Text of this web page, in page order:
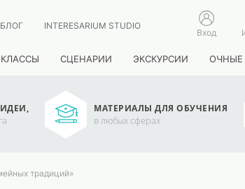
БЛОГ INTERESARIUM STUDIO
Вход
СЦЕНАРИИ ЭКСКУРСИИ ОЧНЫЕ
МАТЕРИАЛЫ ДЛЯ ОБУЧЕНИЯ
в любых сферах
традиций»